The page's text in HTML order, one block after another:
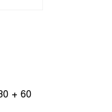
+ 60